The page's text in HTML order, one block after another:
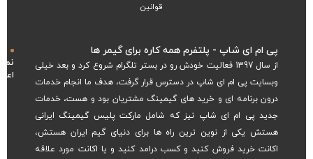
قوانین
پی ام ای شاپ - پلتفرم همه‌ کاره برای گیمر ها
از سال 1397 فعالیت خودش رو در بستر تلگرام شروع کرد و بعد خیلی
وبسایت پی ام ای شاپ در دسترس قرار گرفت، هدف ما انجام خدمات
درون برنامه ای و خرید های گیمینگ مشتریان بود و هست، خدمات
جدید پی ام ای شاپ نیز که شامل مارکت پلیس گیمینگ ایرانی
هستش یکی از نوین ترین راه ها برای دنیای گیم ایران هستش،
اکانت خرید فروش کنید و کسب درامد کنید و یا اکانت مورد علاقه